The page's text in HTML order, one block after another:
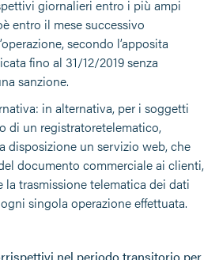
giornalieri entro i più ampi
entro il mese successivo
secondo l’apposita
fino al 31/12/2019 senza
sanzione.
in alternativa, per i soggetti
di un registratoretelematico,
disposizione un servizio web, che
documento commerciale ai clienti,
la trasmissione telematica dei dati
singola operazione effettuata.